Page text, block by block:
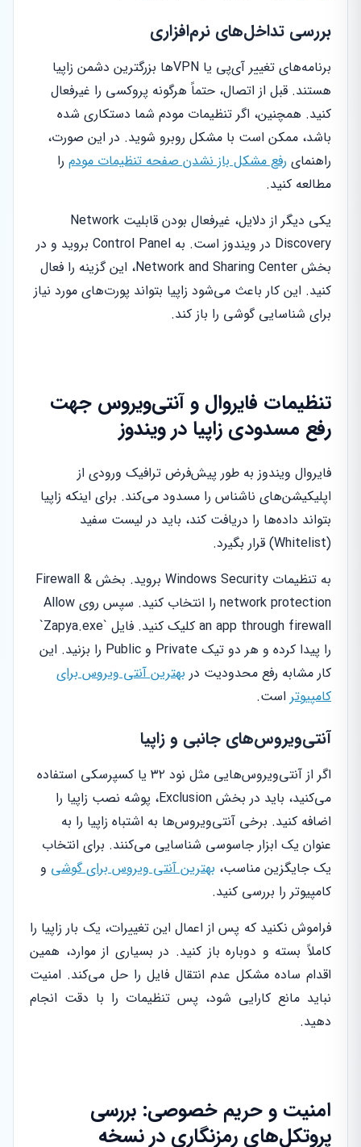
بررسی تداخل‌های نرم‌افزاری
برنامه‌های تغییر آی‌پی یا VPNها بزرگترین دشمن زاپیا
هستند. قبل از اتصال، حتماً هرگونه پروکسی را غیرفعال
کنید. همچنین، اگر تنظیمات مودم شما دستکاری شده
باشد، ممکن است با مشکل روبرو شوید. در این صورت،
راهنمای رفع مشکل باز نشدن صفحه تنظیمات مودم را
مطالعه کنید.
یکی دیگر از دلایل، غیرفعال بودن قابلیت Network
Discovery در ویندوز است. به Control Panel بروید و در
بخش Network and Sharing Center، این گزینه را فعال
کنید. این کار باعث می‌شود زاپیا بتواند پورت‌های مورد نیاز
برای شناسایی گوشی را باز کند.
تنظیمات فایروال و آنتی‌ویروس جهت
رفع مسدودی زاپیا در ویندوز
فایروال ویندوز به طور پیش‌فرض ترافیک ورودی از
اپلیکیشن‌های ناشناس را مسدود می‌کند. برای اینکه زاپیا
بتواند داده‌ها را دریافت کند، باید در لیست سفید
(Whitelist) قرار بگیرد.
به تنظیمات Windows Security بروید. بخش Firewall &
network protection را انتخاب کنید. سپس روی Allow
an app through firewall کلیک کنید. فایل `Zapya.exe`
را پیدا کرده و هر دو تیک Private و Public را بزنید. این
کار مشابه رفع محدودیت در بهترین آنتی ویروس برای
کامپیوتر است.
آنتی‌ویروس‌های جانبی و زاپیا
اگر از آنتی‌ویروس‌هایی مثل نود ۳۲ یا کسپرسکی استفاده
می‌کنید، باید در بخش Exclusion، پوشه نصب زاپیا را
اضافه کنید. برخی آنتی‌ویروس‌ها به اشتباه زاپیا را به
عنوان یک ابزار جاسوسی شناسایی می‌کنند. برای انتخاب
یک جایگزین مناسب، بهترین آنتی ‌ویروس برای گوشی و
کامپیوتر را بررسی کنید.
فراموش نکنید که پس از اعمال این تغییرات، یک بار زاپیا را
کاملاً بسته و دوباره باز کنید. در بسیاری از موارد، همین
اقدام ساده مشکل عدم انتقال فایل را حل می‌کند. امنیت
نباید مانع کارایی شود، پس تنظیمات را با دقت انجام
دهید.
امنیت و حریم خصوصی: بررسی
پروتکل‌های رمزنگاری در نسخه